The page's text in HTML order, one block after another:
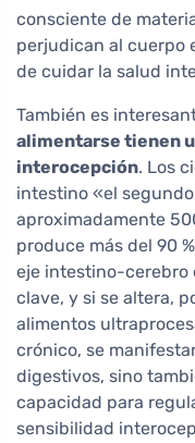
consciente de
perjudican al cuerpo
de cuidar la salud
También es
alimentarse tienen
interocepción. Los
intestino «el
aproximadamente
produce más del 90
eje intestino-cerebro
clave, y si se altera,
alimentos
crónico, se
digestivos, sino
capacidad para
sensibilidad